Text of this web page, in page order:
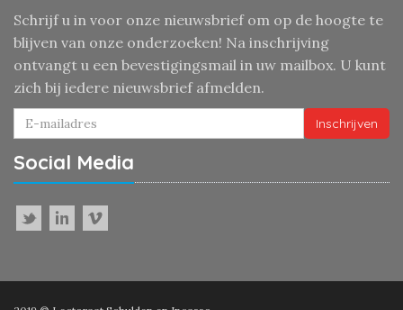
Schrijf u in voor onze nieuwsbrief om op de hoogte te
blijven van onze onderzoeken! Na inschrijving
ontvangt u een bevestigingsmail in uw mailbox. U kunt
zich bij iedere nieuwsbrief afmelden.
Inschrijven
Social Media